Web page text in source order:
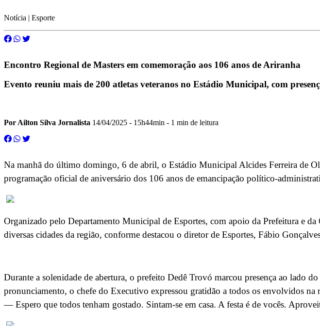
Notícia | Esporte
Encontro Regional de Masters em comemoração aos 106 anos de Ariranha
Evento reuniu mais de 200 atletas veteranos no Estádio Municipal, com
Por Ailton Silva Jornalista 14/04/2025 - 15h44min - 1 min de leitura
Na manhã do último domingo, 6 de abril, o Estádio Municipal Alcides Ferreira de
programação oficial de aniversário dos 106 anos de emancipação político-
Organizado pelo Departamento Municipal de Esportes, com apoio da Prefeitura e
diversas cidades da região, conforme destacou o diretor de Esportes, Fábio
Durante a solenidade de abertura, o prefeito Dedê Trovó marcou presença ao lado
pronunciamento, o chefe do Executivo expressou gratidão a todos os envolvidos na
— Espero que todos tenham gostado. Sintam-se em casa. A festa é de vocês.